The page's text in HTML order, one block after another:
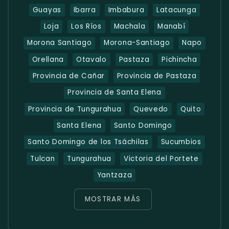
Guayas Ibarra Imbabura
Latacunga
Loja
Los Ríos Machala
Manabí
Morona Santiago
Morona-Santiago
Napo
Orellana
Otavalo Pastaza
Pichincha
Provincia de Cañar
Provincia de Pastaza
Provincia de Santa Elena
Provincia de Tungurahua
Quevedo
Quito
Santa Elena
Santo Domingo
Santo Domingo de los Tsáchilas
Sucumbios
Tulcan
Tungurahua
Victoria del Portete
Yantzaza
MOSTRAR MÁS